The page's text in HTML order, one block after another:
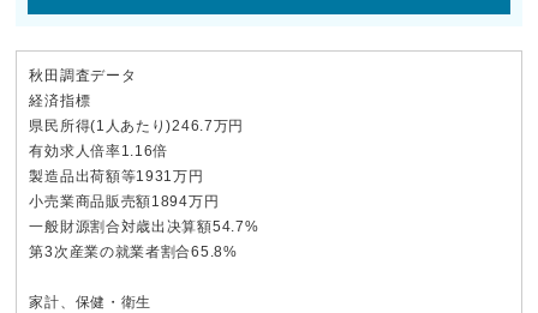
秋田調査データ
経済指標
県民所得(1人あたり)246.7万円
有効求人倍率1.16倍
製造品出荷額等1931万円
小売業商品販売額1894万円
一般財源割合対歳出决算額54.7%
第3次産業の就業者割合65.8%
家計、保健・衛生